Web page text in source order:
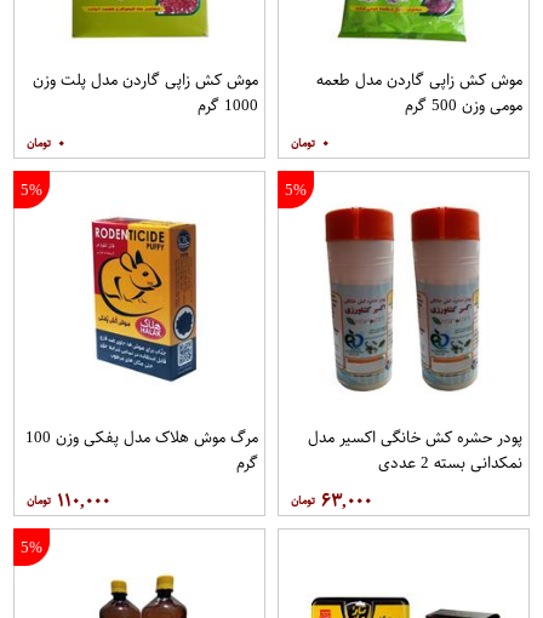
موش کش زاپی گاردن مدل طعمه
مومی وزن 500 گرم
۰
موش کش زاپی گاردن مدل پلت وزن
1000 گرم
۰
5%
پودر حشره کش خانگی اکسیر مدل
نمکدانی بسته 2 عددی
۶۳,۰۰۰
5%
مرگ موش هلاک مدل پفکی وزن 100
گرم
۱۱۰,۰۰۰
5%